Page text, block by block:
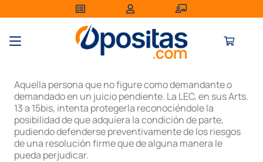
Aquella persona que no figure como demandante o
demandado en un juicio pendiente. La LEC, en sus Arts.
13 a 15bis, intenta protegerla reconociéndole la
posibilidad de que adquiera la condición de parte,
pudiendo defenderse preventivamente de los riesgos
de una resolución firme que de alguna manera le
pueda perjudicar.